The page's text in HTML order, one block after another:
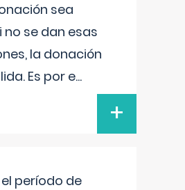
sea
no se dan esas
la donación
Es por e...
+
el período de